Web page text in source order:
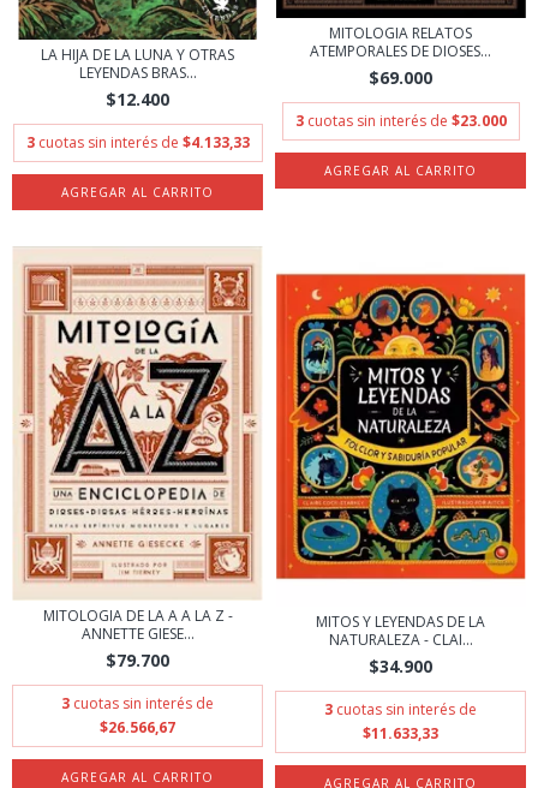
LA HIJA DE LA LUNA Y OTRAS
LEYENDAS BRAS...
$12.400
3 cuotas sin interés de $4.133,33
MITOLOGIA RELATOS
ATEMPORALES DE DIOSES...
$69.000
3 cuotas sin interés de $23.000
MITOLOGIA DE LA A A LA Z -
ANNETTE GIESE...
$79.700
3 cuotas sin interés de
$26.566,67
MITOS Y LEYENDAS DE LA
NATURALEZA - CLAI...
$34.900
3 cuotas sin interés de
$11.633,33